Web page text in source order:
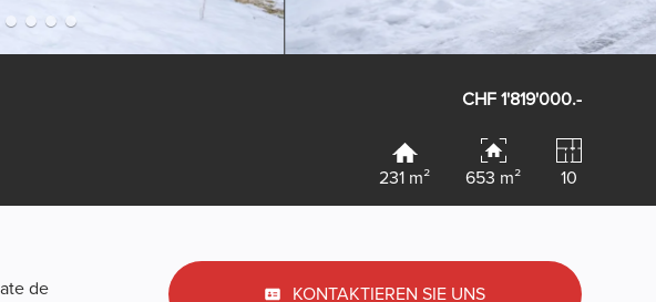
CHF 1'819'000.-
231 m² 653 m² 10
de
KONTAKTIEREN SIE UNS